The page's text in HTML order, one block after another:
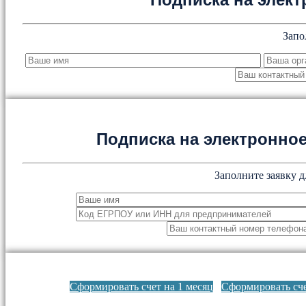
Подписка на
Заполните заявку
Сформировать счет на 1 месяц Сформировать